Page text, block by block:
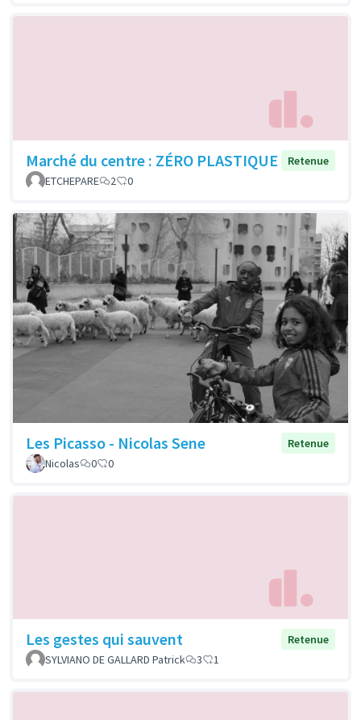
Marché du centre : ZÉRO PLASTIQUE
Retenue
ETCHEPARE
2 0
Les Picasso - Nicolas Sene
Retenue
Nicolas
0 0
Les gestes qui sauvent
Retenue
SYLVIANO DE GALLARD Patrick
3 1